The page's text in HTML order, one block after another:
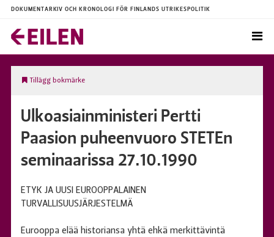
DOKUMENTARKIV OCH KRONOLOGI FÖR FINLANDS UTRIKESPOLITIK
Tillägg bokmärke
Ulkoasiainministeri Pertti
Paasion puheenvuoro STETEn
seminaarissa 27.10.1990
ETYK JA UUSI EUROOPPALAINEN
TURVALLISUUSJÄRJESTELMÄ
Eurooppa elää historiansa yhtä ehkä merkittävintä